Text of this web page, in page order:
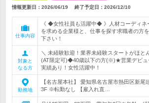
情報更新日：2026/06/19 終了予定日： 2026/12/10
仕事内容
《 ◆女性社員も活躍中◆ 》人材コーディネ
を求める企業様と、仕事を探す求職者の方
下さい！
対象と
なる方
＼ 未経験歓迎！業界未経験スタートがほと
(AT限定可)◆40歳以下の方(※)★営業デビュ
実績あり！女性活躍中！
勤務地
【名古屋本社】 愛知県名古屋市熱田区新尾
3F ※転勤なし 【雇入れ直…